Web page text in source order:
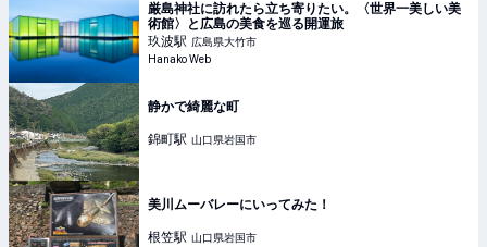
厳島神社に訪れたら立ち寄りたい。〈世界一美しい美
術館〉と広島の美食を巡る開運旅
玖波駅 広島県大竹市
Hanako Web
静かで綺麗な町
錦町駅 山口県岩国市
美川ムーバレーにいってみた！
根笠駅 山口県岩国市